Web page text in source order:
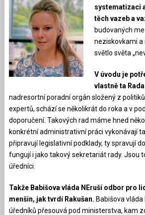
systematizaci
těch vazeb a
budovaných
neziskovkami a
světlo světa
V úvodu je
vlastně ta
nadresortní poradní orgán složený z
expertů, schází se několikrát do roka a v
doporučení. Takových rad máme hned
konkrétní administrativní práci vykonávají
připravují legislativní podklady, ty spravují
fungují i jako takový sekretariát rady. Jsou
úředníci.
Takže Babišova vláda NEruší odbor pro
menšin, jak tvrdí Rakušan. Babišova vláda
úředníků přesouvá pod ministerstva, kam